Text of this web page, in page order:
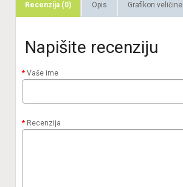
Recenzija (0) Opis Grafikon veličine
Napišite recenziju
Vaše ime
Recenzija